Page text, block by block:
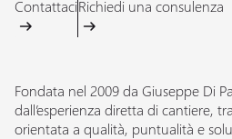
ContattaciRichiedi una consulenza
Fondata nel 2009 da Giuseppe Di
dall’esperienza diretta di cantiere,
orientata a qualità, puntualità e